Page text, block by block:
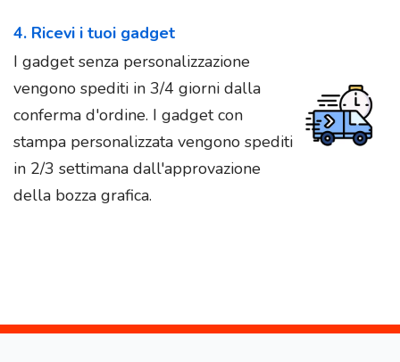
4. Ricevi i tuoi gadget
I gadget senza personalizzazione
vengono spediti in 3/4 giorni dalla
conferma d'ordine. I gadget con
stampa personalizzata vengono spediti
in 2/3 settimana dall'approvazione
della bozza grafica.